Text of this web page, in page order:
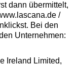
dann übermittelt,
/
Bei den
Unternehmen:
Ireland Limited,